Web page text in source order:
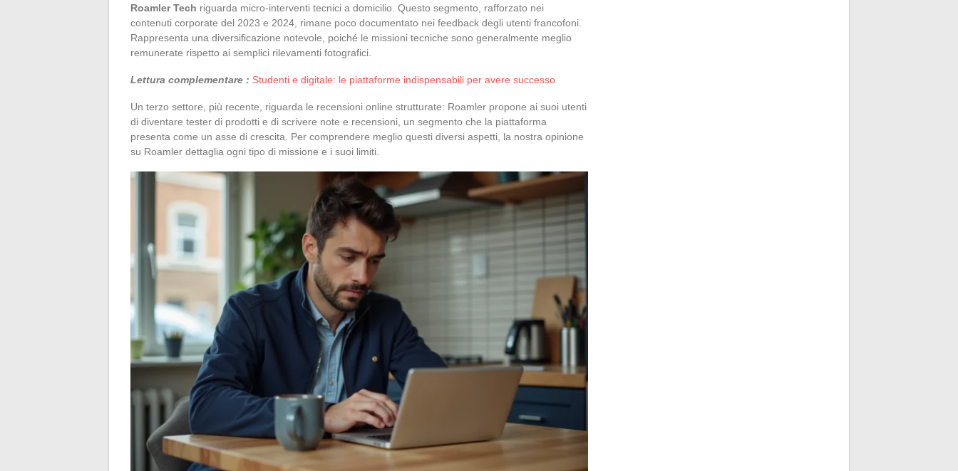
Roamler Tech riguarda micro-interventi tecnici a domicilio. Questo segmento, rafforzato nei
contenuti corporate del 2023 e 2024, rimane poco documentato nei feedback degli utenti francofoni.
Rappresenta una diversificazione notevole, poiché le missioni tecniche sono generalmente meglio
remunerate rispetto ai semplici rilevamenti fotografici.
Lettura complementare : Studenti e digitale: le piattaforme indispensabili per avere successo
Un terzo settore, più recente, riguarda le recensioni online strutturate: Roamler propone ai suoi utenti
di diventare tester di prodotti e di scrivere note e recensioni, un segmento che la piattaforma
presenta come un asse di crescita. Per comprendere meglio questi diversi aspetti, la nostra opinione
su Roamler dettaglia ogni tipo di missione e i suoi limiti.